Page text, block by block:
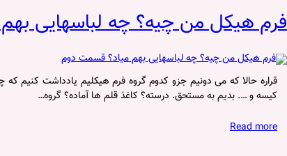
فرم هیکل من چیه؟ چه لباسهایی
قراره حالا که می دونیم جزو کدوم گروه فرم هیکلیم یادداشت کنیم
کیسه و …. بدیم به مستحق. درسته؟ کاغذ قلم ها آماده؟ گروه…
Read more